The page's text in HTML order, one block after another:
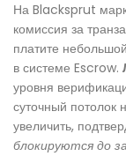
На Blacksprut
комиссия за
платите
в системе Escrow.
уровня
суточный потолок
увеличить,
блокируются до